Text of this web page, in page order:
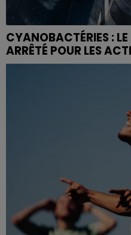
CYANOBACTÉRIES : LE
ARRÊTÉ POUR LES